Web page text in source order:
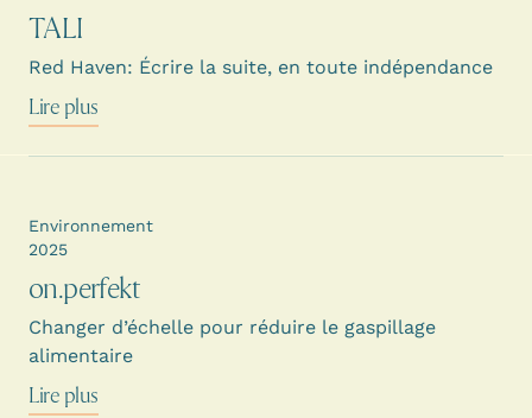
TALI
Red Haven: Écrire la suite, en toute indépendance
Lire plus
on.perfekt
Changer d’échelle pour réduire le gaspillage
alimentaire
Environnement
2025
Lire plus